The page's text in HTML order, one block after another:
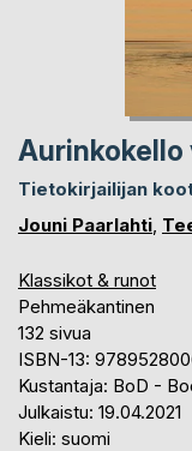
Aurinkokello
Tietokirjailijan
Jouni Paarlahti,
Klassikot & runot
Pehmeäkantinen
132 sivua
ISBN-13:
Kustantaja: BoD -
Julkaistu: 19.04.2021
Kieli: suomi